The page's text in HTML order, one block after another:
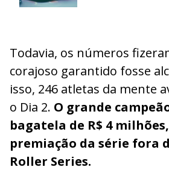
Todavia, os números
corajoso garantido fosse
isso, 246 atletas da mente
o Dia 2. O grande
bagatela de R$ 4
premiação da série fora
Roller Series.